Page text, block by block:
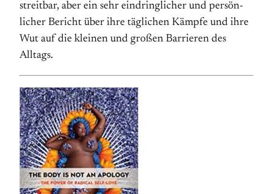
streit­bar, aber ein sehr ein­dringlicher und persön­
licher Bericht über ihre täglichen Kämpfe und ihre
Wut auf die kleinen und großen Barrieren des
Alltags.